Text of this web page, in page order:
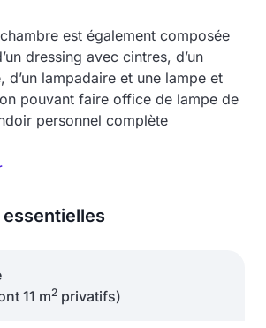
est également composée
dressing avec cintres, d’un
d’un lampadaire et une lampe et
pouvant faire office de lampe de
personnel complète
11 m2 privatifs)